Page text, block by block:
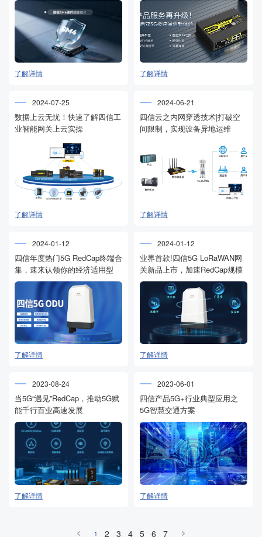
了解详情 了解详情
2024-07-25
数据上云无忧！快速了解四信工
业智能网关上云实操
了解详情
2024-06-21
四信云之内网穿透技术|打破空
间限制，实现设备异地运维
了解详情
2024-01-12
四信年度热门5G RedCap终端合
集，速来认领你的经济适用型
5G产品！
了解详情
2024-01-12
业界首款!四信5G LoRaWAN网
关新品上市，加速RedCap规模
商用
了解详情
2023-08-24
当5G“遇见”RedCap，推动5G赋
能千行百业高速发展
了解详情
2023-06-01
四信产品5G+行业典型应用之
5G智慧交通方案
了解详情
1 2 3 4 5 6 7